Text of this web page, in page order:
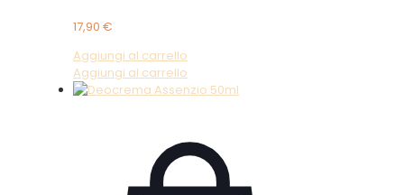
17,90 €
Aggiungi al carrello
Aggiungi al carrello